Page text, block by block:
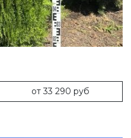
от 33 290 руб